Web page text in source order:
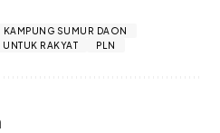
KAMPUNG SUMUR DAON
UNTUK RAKYAT
PLN